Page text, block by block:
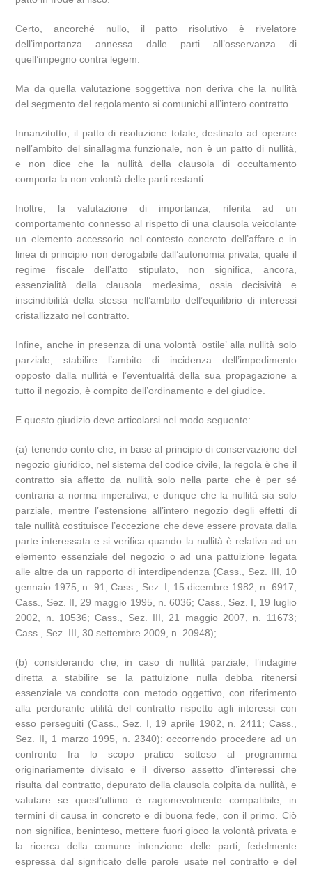
Certo, ancorché nullo, il patto risolutivo è rivelatore
dell’importanza annessa dalle parti all’osservanza di
quell’impegno contra legem.
Ma da quella valutazione soggettiva non deriva che la nullità
del segmento del regolamento si comunichi all’intero contratto.
Innanzitutto, il patto di risoluzione totale, destinato ad operare
nell’ambito del sinallagma funzionale, non è un patto di nullità,
e non dice che la nullità della clausola di occultamento
comporta la non volontà delle parti restanti.
Inoltre, la valutazione di importanza, riferita ad un
comportamento connesso al rispetto di una clausola veicolante
un elemento accessorio nel contesto concreto dell’affare e in
linea di principio non derogabile dall’autonomia privata, quale il
regime fiscale dell’atto stipulato, non significa, ancora,
essenzialità della clausola medesima, ossia decisività e
inscindibilità della stessa nell’ambito dell’equilibrio di interessi
cristallizzato nel contratto.
Infine, anche in presenza di una volontà ‘ostile’ alla nullità solo
parziale, stabilire l’ambito di incidenza dell’impedimento
opposto dalla nullità e l’eventualità della sua propagazione a
tutto il negozio, è compito dell’ordinamento e del giudice.
E questo giudizio deve articolarsi nel modo seguente:
(a) tenendo conto che, in base al principio di conservazione del
negozio giuridico, nel sistema del codice civile, la regola è che il
contratto sia affetto da nullità solo nella parte che è per sé
contraria a norma imperativa, e dunque che la nullità sia solo
parziale, mentre l’estensione all’intero negozio degli effetti di
tale nullità costituisce l’eccezione che deve essere provata dalla
parte interessata e si verifica quando la nullità è relativa ad un
elemento essenziale del negozio o ad una pattuizione legata
alle altre da un rapporto di interdipendenza (Cass., Sez. III, 10
gennaio 1975, n. 91; Cass., Sez. I, 15 dicembre 1982, n. 6917;
Cass., Sez. II, 29 maggio 1995, n. 6036; Cass., Sez. I, 19 luglio
2002, n. 10536; Cass., Sez. III, 21 maggio 2007, n. 11673;
Cass., Sez. III, 30 settembre 2009, n. 20948);
(b) considerando che, in caso di nullità parziale, l’indagine
diretta a stabilire se la pattuizione nulla debba ritenersi
essenziale va condotta con metodo oggettivo, con riferimento
alla perdurante utilità del contratto rispetto agli interessi con
esso perseguiti (Cass., Sez. I, 19 aprile 1982, n. 2411; Cass.,
Sez. II, 1 marzo 1995, n. 2340): occorrendo procedere ad un
confronto fra lo scopo pratico sotteso al programma
originariamente divisato e il diverso assetto d’interessi che
risulta dal contratto, depurato della clausola colpita da nullità, e
valutare se quest’ultimo è ragionevolmente compatibile, in
termini di causa in concreto e di buona fede, con il primo. Ciò
non significa, beninteso, mettere fuori gioco la volontà privata e
la ricerca della comune intenzione delle parti, fedelmente
espressa dal significato delle parole usate nel contratto e del